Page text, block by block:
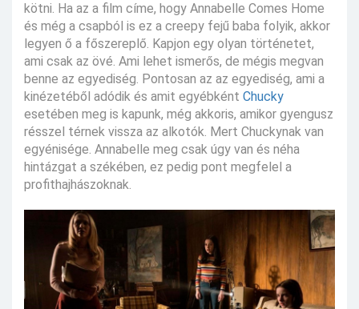
kötni. Ha az a film címe, hogy Annabelle Comes Home
és még a csapból is ez a creepy fejű baba folyik, akkor
legyen ő a főszereplő. Kapjon egy olyan történetet,
ami csak az övé. Ami lehet ismerős, de mégis megvan
benne az egyediség. Pontosan az az egyediség, ami a
kinézetéből adódik és amit egyébként Chucky
esetében meg is kapunk, még akkoris, amikor gyengusz
résszel térnek vissza az alkotók. Mert Chuckynak van
egyénisége. Annabelle meg csak úgy van és néha
hintázgat a székében, ez pedig pont megfelel a
profithajhászoknak.